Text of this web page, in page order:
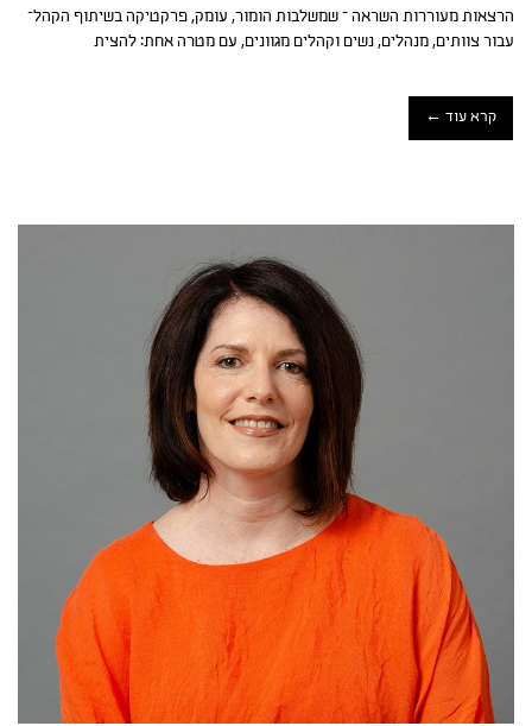
הרצאות מעוררות השראה – שמשלבות הומור, עומק, פרקטיקה בשיתוף הקהל–
עבור צוותים, מנהלים, נשים וקהלים מגוונים, עם מטרה אחת: להצית
קרא עוד ←